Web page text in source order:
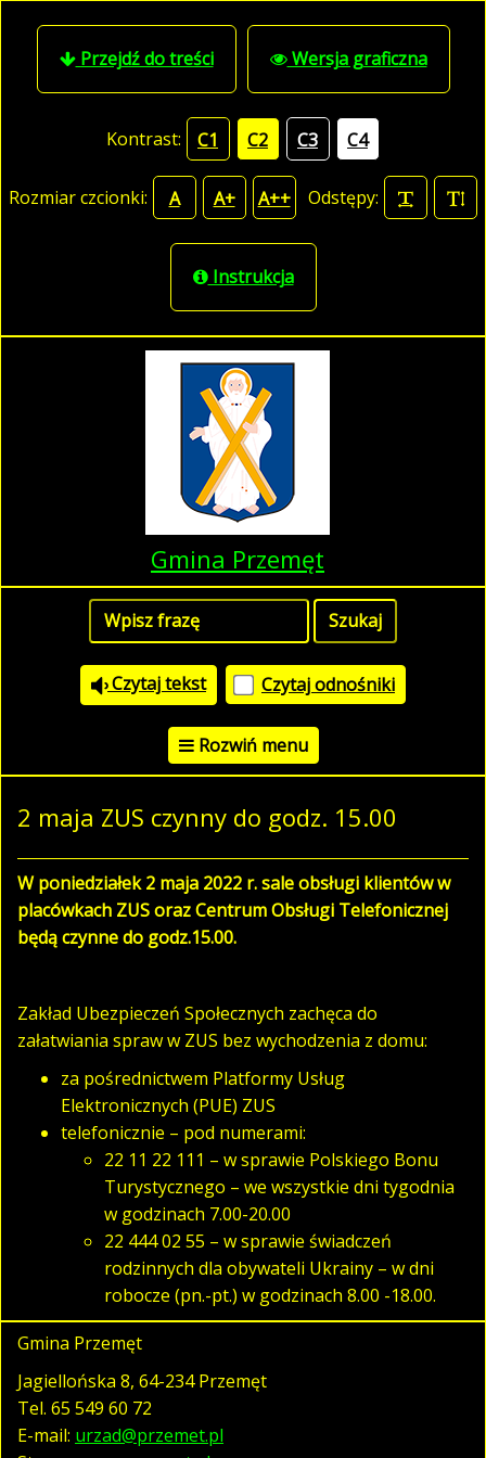
Przejdź do treści Wersja graficzna
Kontrast: C1 C2 C3 C4
Rozmiar czcionki: A A+ A++ Odstępy:
Instrukcja
Gmina Przemęt
Czytaj tekst Czytaj odnośniki
Rozwiń menu
2 maja ZUS czynny do godz. 15.00
W poniedziałek 2 maja 2022 r. sale obsługi klientów w
placówkach ZUS oraz Centrum Obsługi Telefonicznej
będą czynne do godz.15.00.
Zakład Ubezpieczeń Społecznych zachęca do
załatwiania spraw w ZUS bez wychodzenia z domu:
za pośrednictwem Platformy Usług
Elektronicznych (PUE) ZUS
telefonicznie – pod numerami:
22 11 22 111 – w sprawie Polskiego Bonu
Turystycznego – we wszystkie dni tygodnia
w godzinach 7.00-20.00
22 444 02 55 – w sprawie świadczeń
rodzinnych dla obywateli Ukrainy – w dni
robocze (pn.-pt.) w godzinach 8.00 -18.00.
Gmina Przemęt
Jagiellońska 8, 64-234 Przemęt
Tel. 65 549 60 72
E-mail: urzad@przemet.pl